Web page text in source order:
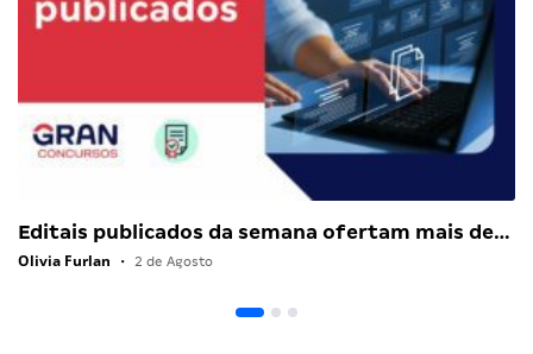
Editais publicados da semana ofertam mais de…
Olivia Furlan • 2 de Agosto